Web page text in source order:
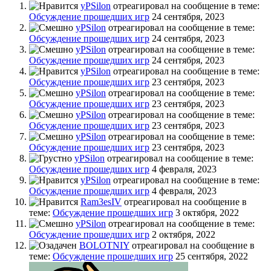
yPSilon отреагировал на сообщение в теме:
Обсуждение прошедших игр 24 сентября, 2023
yPSilon отреагировал на сообщение в теме:
Обсуждение прошедших игр 24 сентября, 2023
yPSilon отреагировал на сообщение в теме:
Обсуждение прошедших игр 24 сентября, 2023
yPSilon отреагировал на сообщение в теме:
Обсуждение прошедших игр 23 сентября, 2023
yPSilon отреагировал на сообщение в теме:
Обсуждение прошедших игр 23 сентября, 2023
yPSilon отреагировал на сообщение в теме:
Обсуждение прошедших игр 23 сентября, 2023
yPSilon отреагировал на сообщение в теме:
Обсуждение прошедших игр 23 сентября, 2023
yPSilon отреагировал на сообщение в теме:
Обсуждение прошедших игр 4 февраля, 2023
yPSilon отреагировал на сообщение в теме:
Обсуждение прошедших игр 4 февраля, 2023
Ram3esIV отреагировал на сообщение в
теме: Обсуждение прошедших игр 3 октября, 2022
yPSilon отреагировал на сообщение в теме:
Обсуждение прошедших игр 2 октября, 2022
BOLOTNIY отреагировал на сообщение в
теме: Обсуждение прошедших игр 25 сентября, 2022